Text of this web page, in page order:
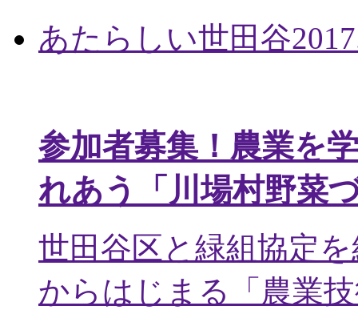
あたらしい世田谷
参加者募集！農業を
れあう「川場村野菜
世田谷区と緑組協定
からはじまる「農業